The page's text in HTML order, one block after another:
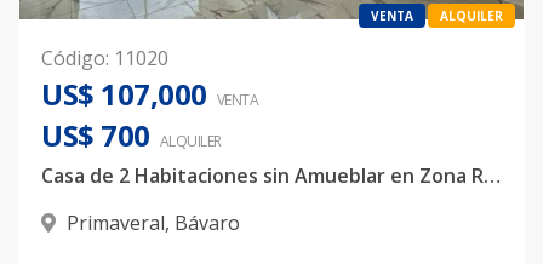
VENTA ALQUILER
Código: 11020
US$ 107,000 VENTA
US$ 700 ALQUILER
Casa de 2 Habitaciones sin Amueblar en Zona Residencial Tranquila
Primaveral, Bávaro